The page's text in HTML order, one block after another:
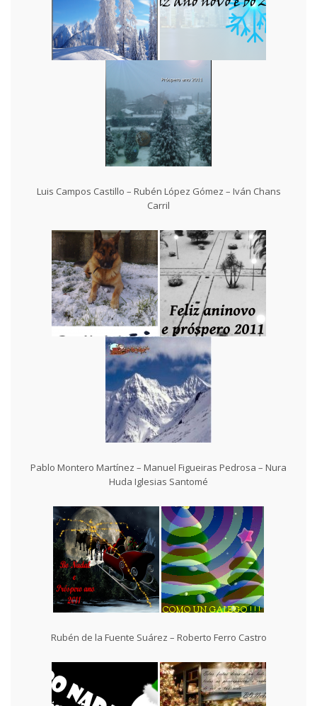
Luis Campos Castillo – Rubén López Gómez – Iván Chans
Carril
Pablo Montero Martínez – Manuel Figueiras Pedrosa – Nura
Huda Iglesias Santomé
Rubén de la Fuente Suárez – Roberto Ferro Castro